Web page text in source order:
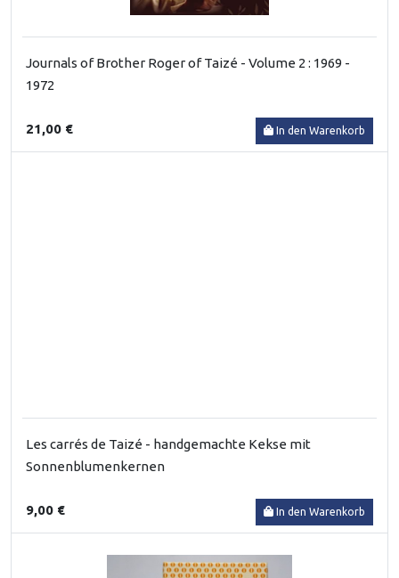
Journals of Brother Roger of Taizé - Volume 2 : 1969 -
1972
21,00 € In den Warenkorb
Les carrés de Taizé - handgemachte Kekse mit
Sonnenblumenkernen
9,00 € In den Warenkorb